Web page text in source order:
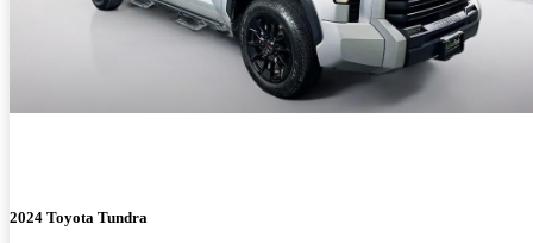
2024 Toyota Tundra